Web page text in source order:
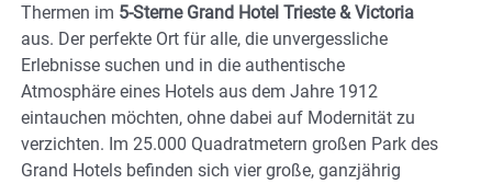
Thermen im 5-Sterne Grand Hotel Trieste & Victoria
aus. Der perfekte Ort für alle, die unvergessliche
Erlebnisse suchen und in die authentische
Atmosphäre eines Hotels aus dem Jahre 1912
eintauchen möchten, ohne dabei auf Modernität zu
verzichten. Im 25.000 Quadratmetern großen Park des
Grand Hotels befinden sich vier große, ganzjährig